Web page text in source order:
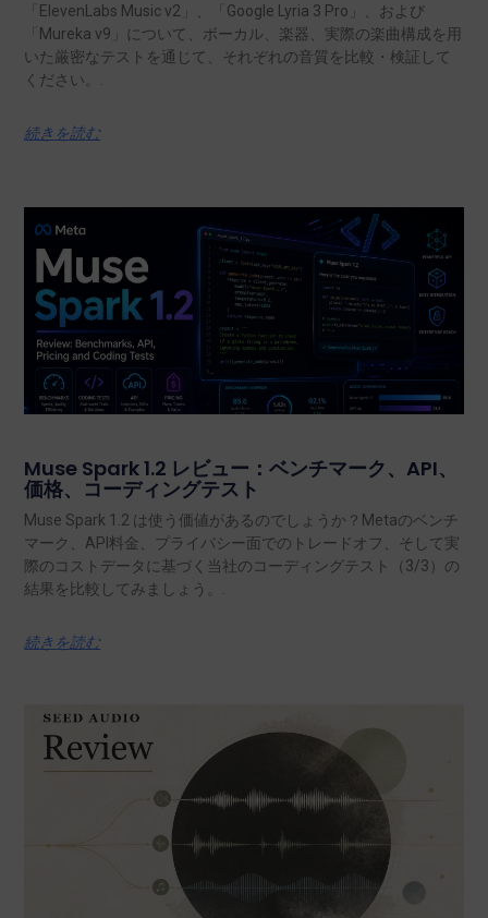
「ElevenLabs Music v2」、「Google Lyria 3 Pro」、および
「Mureka v9」について、ボーカル、楽器、実際の楽曲構成を用
いた厳密なテストを通じて、それぞれの音質を比較・検証して
ください。.
続きを読む
Muse Spark 1.2 レビュー：ベンチマーク、API、
価格、コーディングテスト
Muse Spark 1.2 は使う価値があるのでしょうか？Metaのベンチ
マーク、API料金、プライバシー面でのトレードオフ、そして実
際のコストデータに基づく当社のコーディングテスト（3/3）の
結果を比較してみましょう。.
続きを読む